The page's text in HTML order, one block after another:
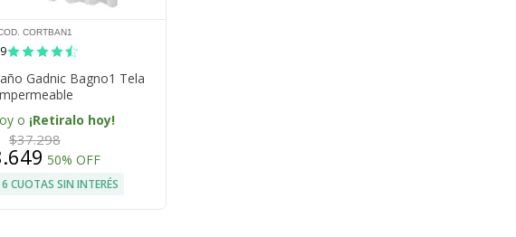
CORTBAN1
Gadnic Bagno1 Tela
o ¡Retiralo hoy!
$37.298
50% OFF
CUOTAS SIN INTERÉS